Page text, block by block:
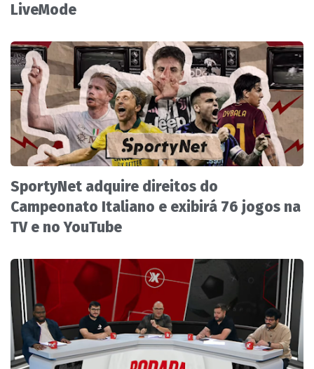
LiveMode
SportyNet adquire direitos do
Campeonato Italiano e exibirá 76 jogos na
TV e no YouTube